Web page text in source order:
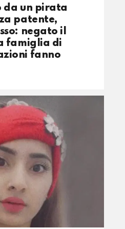
da un pirata
patente,
negato il
famiglia di
fanno